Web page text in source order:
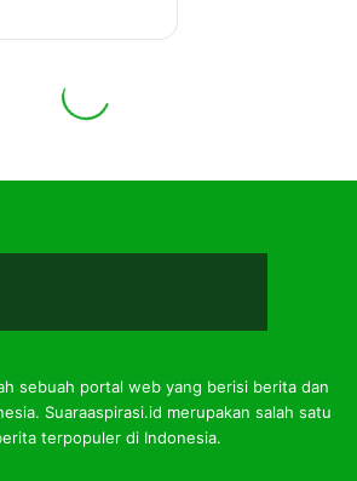
sebuah portal web yang berisi berita dan
Suaraaspirasi.id merupakan salah satu
terpopuler di Indonesia.